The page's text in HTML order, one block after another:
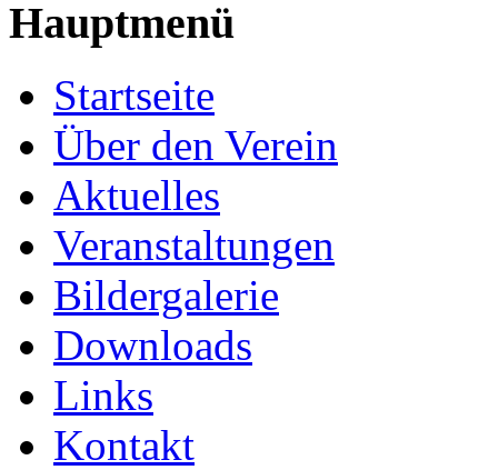
Hauptmenü
Startseite
Über den Verein
Aktuelles
Veranstaltungen
Bildergalerie
Downloads
Links
Kontakt